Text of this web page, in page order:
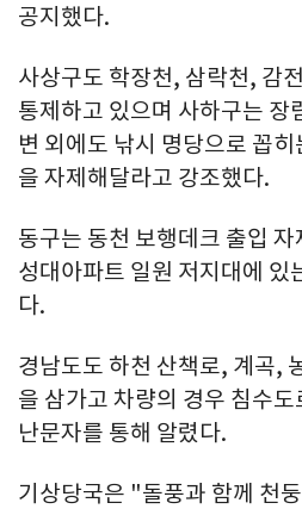
공지했다.
사상구도 학장천, 삼락천, 감
통제하고 있으며 사하구는 장
변 외에도 낚시 명당으로 꼽
을 자제해달라고 강조했다.
동구는 동천 보행데크 출입
성대아파트 일원 저지대에 있
다.
경남도도 하천 산책로, 계곡,
을 삼가고 차량의 경우 침수
난문자를 통해 알렸다.
기상당국은 "돌풍과 함께 천